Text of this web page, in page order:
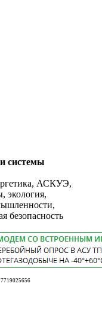
системы
АСКУЭ,
экология,
безопасность